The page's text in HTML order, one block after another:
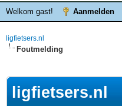
Welkom gast! Aanmelden
ligfietsers.nl
Foutmelding
ligfietsers.nl